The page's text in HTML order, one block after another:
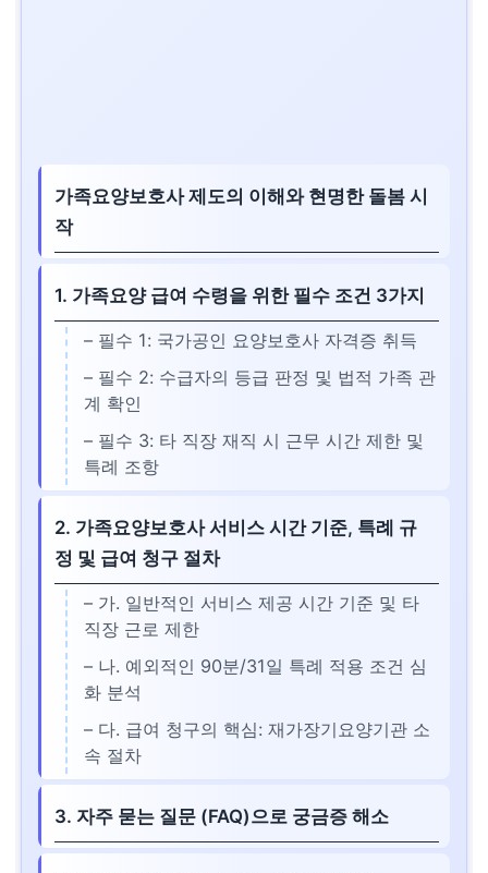
가족요양보호사 제도의 이해와 현명한 돌봄 시
작
1. 가족요양 급여 수령을 위한 필수 조건 3가지
– 필수 1: 국가공인 요양보호사 자격증 취득
– 필수 2: 수급자의 등급 판정 및 법적 가족 관
계 확인
– 필수 3: 타 직장 재직 시 근무 시간 제한 및
특례 조항
2. 가족요양보호사 서비스 시간 기준, 특례 규
정 및 급여 청구 절차
– 가. 일반적인 서비스 제공 시간 기준 및 타
직장 근로 제한
– 나. 예외적인 90분/31일 특례 적용 조건 심
화 분석
– 다. 급여 청구의 핵심: 재가장기요양기관 소
속 절차
3. 자주 묻는 질문 (FAQ)으로 궁금증 해소